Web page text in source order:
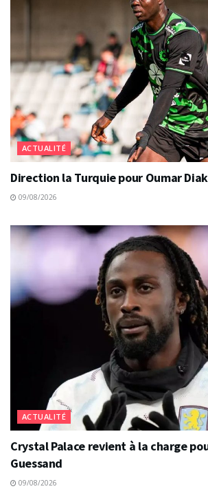
ACTUALITÉ
Direction la Turquie pour Oumar
09/08/2026
ACTUALITÉ
Crystal Palace revient à la charge
Guessand
09/08/2026